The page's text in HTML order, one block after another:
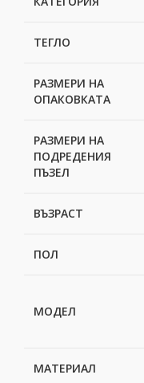
ТЕГЛО
РАЗМЕРИ НА
ОПАКОВКАТА
РАЗМЕРИ НА
ПОДРЕДЕНИЯ
ПЪЗЕЛ
ВЪЗРАСТ
ПОЛ
МОДЕЛ
МАТЕРИАЛ